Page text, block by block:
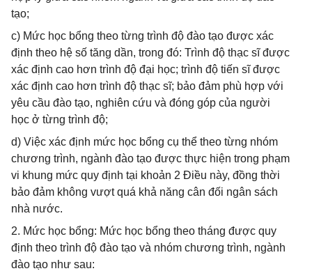
tạo;
c) Mức học bổng theo từng trình độ đào tạo được xác
định theo hệ số tăng dần, trong đó: Trình độ thạc sĩ được
xác định cao hơn trình độ đại học; trình độ tiến sĩ được
xác định cao hơn trình độ thạc sĩ; bảo đảm phù hợp với
yêu cầu đào tạo, nghiên cứu và đóng góp của người
học ở từng trình độ;
d) Việc xác định mức học bổng cụ thể theo từng nhóm
chương trình, ngành đào tạo được thực hiện trong phạm
vi khung mức quy định tại khoản 2 Điều này, đồng thời
bảo đảm không vượt quá khả năng cân đối ngân sách
nhà nước.
2. Mức học bổng: Mức học bổng theo tháng được quy
định theo trình độ đào tạo và nhóm chương trình, ngành
đào tạo như sau: